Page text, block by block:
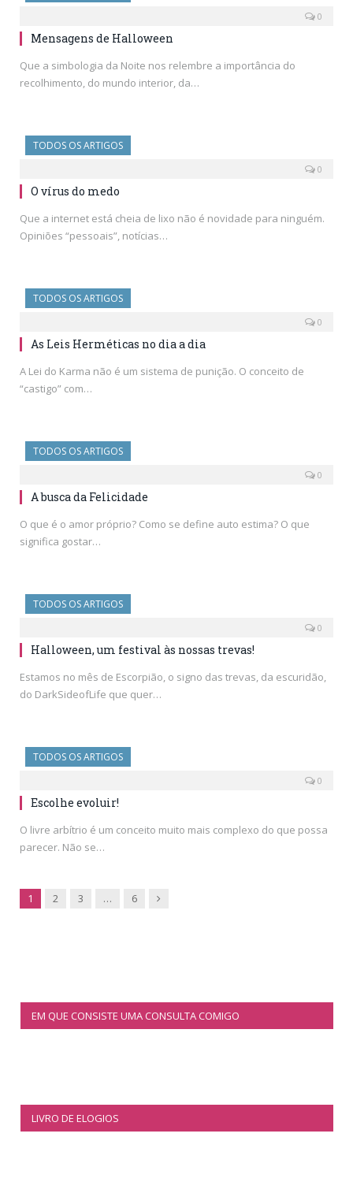
0
Mensagens de Halloween
Que a simbologia da Noite nos relembre a importância do
recolhimento, do mundo interior, da…
TODOS OS ARTIGOS
0
O vírus do medo
Que a internet está cheia de lixo não é novidade para ninguém.
Opiniões “pessoais”, notícias…
TODOS OS ARTIGOS
0
As Leis Herméticas no dia a dia
A Lei do Karma não é um sistema de punição. O conceito de
“castigo” com…
TODOS OS ARTIGOS
0
A busca da Felicidade
O que é o amor próprio? Como se define auto estima? O que
significa gostar…
TODOS OS ARTIGOS
0
Halloween, um festival às nossas trevas!
Estamos no mês de Escorpião, o signo das trevas, da escuridão,
do DarkSideofLife que quer…
TODOS OS ARTIGOS
0
Escolhe evoluir!
O livre arbítrio é um conceito muito mais complexo do que possa
parecer. Não se…
1 2 3 … 6 Next
EM QUE CONSISTE UMA CONSULTA COMIGO
LIVRO DE ELOGIOS